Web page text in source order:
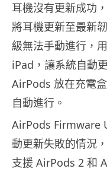
耳機沒有更新成功
將耳機更新至最新
級無法手動進行，
iPad，讓系統自動
AirPods 放在充電
自動進行。
AirPods Firmware
動更新失敗的情況
支援 AirPods 2 和